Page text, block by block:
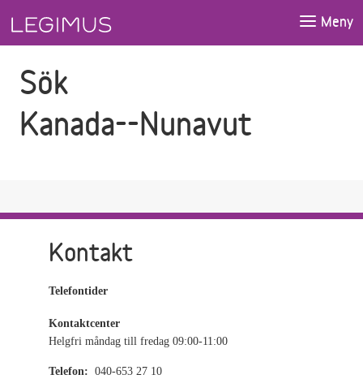
Meny
Sök
Kanada--Nunavut
Kontakt
Telefontider
Kontaktcenter
Helgfri måndag till fredag 09:00-11:00
Telefon: 040-653 27 10